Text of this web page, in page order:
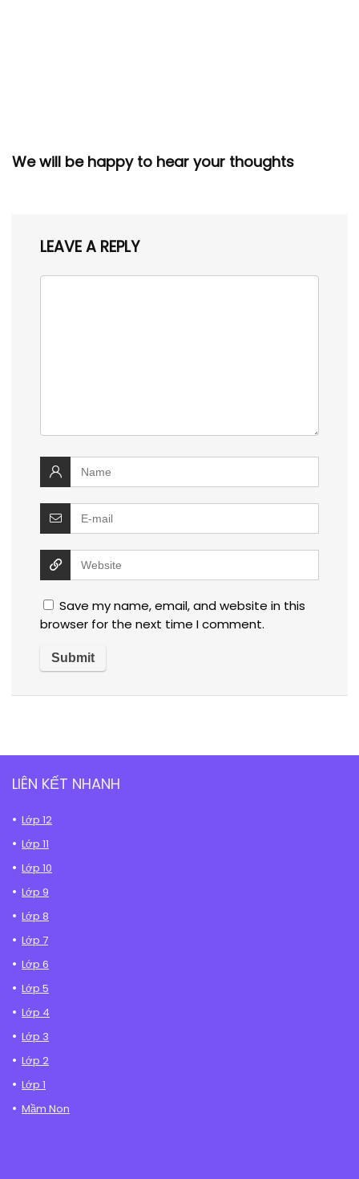
We will be happy to hear your thoughts
LEAVE A REPLY
Save my name, email, and website in this
browser for the next time I comment.
LIÊN KẾT NHANH
Lớp 12
Lớp 11
Lớp 10
Lớp 9
Lớp 8
Lớp 7
Lớp 6
Lớp 5
Lớp 4
Lớp 3
Lớp 2
Lớp 1
Mầm Non